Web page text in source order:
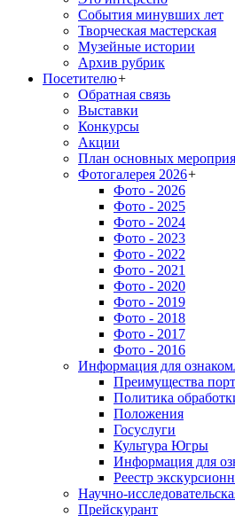
События минувших лет
Творческая мастерская
Музейные истории
Архив рубрик
Посетителю+
Обратная связь
Выставки
Конкурсы
Акции
План основных
Фотогалерея 2026+
Фото - 2026
Фото - 2025
Фото - 2024
Фото - 2023
Фото - 2022
Фото - 2021
Фото - 2020
Фото - 2019
Фото - 2018
Фото - 2017
Фото - 2016
Информация для
Преимущества
Политика
Положения
Госуслуги
Культура Югры
Информация для
Реестр
Научно-
Прейскурант